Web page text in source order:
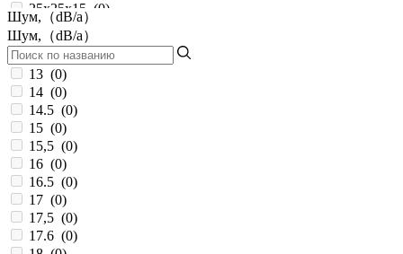
25x25x15 (0)
25x25x6(
25х25х10(3)
280x280x80(2)
30x30x10
30x30x15
30x30x6
30х30х10
350x128
35x35x10
35x35x6
38x38x20
38x38x28
40x40x10
Шум,（dB/a）
Шум,（dB/a）
13 (0)
14 (0)
14.5 (0)
15 (0)
15,5 (0)
16 (0)
16.5 (0)
17 (0)
17,5 (0)
17.6 (0)